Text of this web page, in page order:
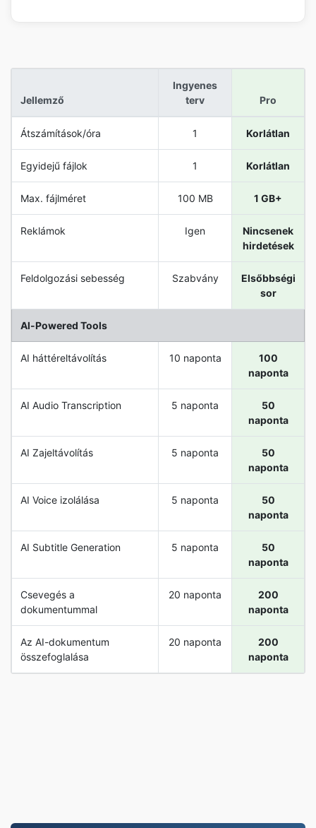
Jellemző
Ingyenes
terv
Pro
Átszámítások/óra 1 Korlátlan
Egyidejű fájlok 1 Korlátlan
Max. fájlméret 100 MB 1 GB+
Reklámok Igen
Nincsenek
hirdetések
Feldolgozási sebesség Szabvány
Elsőbbségi
sor
Al-Powered Tools
AI háttéreltávolítás 10 naponta
100
naponta
AI Audio Transcription 5 naponta
50
naponta
AI Zajeltávolítás 5 naponta
50
naponta
AI Voice izolálása 5 naponta
50
naponta
AI Subtitle Generation 5 naponta
50
naponta
Csevegés a
dokumentummal
20 naponta
200
naponta
Az AI-dokumentum
összefoglalása
20 naponta
200
naponta